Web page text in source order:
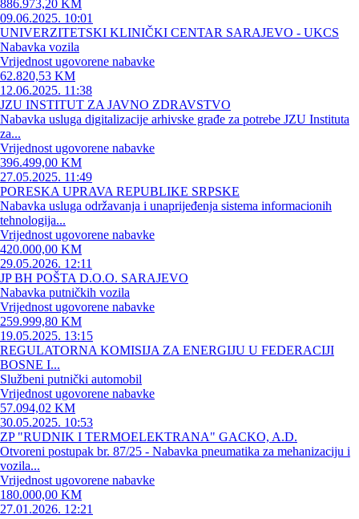
886.973,20 KM
09.06.2025. 10:01
UNIVERZITETSKI KLINIČKI CENTAR SARAJEVO - UKCS
Nabavka vozila
Vrijednost ugovorene nabavke
62.820,53 KM
12.06.2025. 11:38
JZU INSTITUT ZA JAVNO ZDRAVSTVO
Nabavka usluga digitalizacije arhivske građe za potrebe JZU Instituta
za...
Vrijednost ugovorene nabavke
396.499,00 KM
27.05.2025. 11:49
PORESKA UPRAVA REPUBLIKE SRPSKE
Nabavka usluga održavanja i unaprijeđenja sistema informacionih
tehnologija...
Vrijednost ugovorene nabavke
420.000,00 KM
29.05.2026. 12:11
JP BH POŠTA D.O.O. SARAJEVO
Nabavka putničkih vozila
Vrijednost ugovorene nabavke
259.999,80 KM
19.05.2025. 13:15
REGULATORNA KOMISIJA ZA ENERGIJU U FEDERACIJI
BOSNE I...
Službeni putnički automobil
Vrijednost ugovorene nabavke
57.094,02 KM
30.05.2025. 10:53
ZP "RUDNIK I TERMOELEKTRANA" GACKO, A.D.
Otvoreni postupak br. 87/25 - Nabavka pneumatika za mehanizaciju i
vozila...
Vrijednost ugovorene nabavke
180.000,00 KM
27.01.2026. 12:21